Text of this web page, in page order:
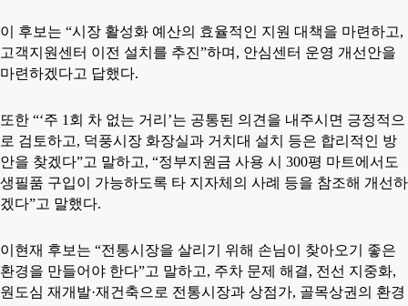
이 후보는 “시장 활성화 예산의 효율적인 지원 대책을 마련하고,
고객지원센터 이전 설치를 추진”하며 , 안심센터 운영 개선안을
마련하겠다고 답했다.
또한 “‘주 1 회 차 없는 거리 ’는 공통된 의견을 내주시면 긍정적으
로 검토하고, 덕풍시장 화장실과 거치대 설치 등은 합리적인 방
안을 찾겠다”고 말하고, “정부지원금 사용 시 300평 마트에서도
생필품 구입이 가능하도록 타 지자체의 사례 등을 참조해 개선하
겠다”고 말했다.
이현재 후보는 “전통시장을 살리기 위해 손님이 찾아오기 좋은
환경을 만들어야 한다”고 말하고, 주차 문제 해결, 전선 지중화,
원도심 재개발·재건축으로 전통시장과 상점가, 골목상권의 환경